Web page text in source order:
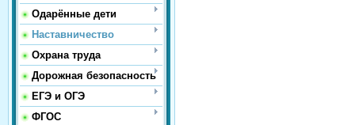
Одарённые дети
Наставничество
Охрана труда
Дорожная безопасность
ЕГЭ и ОГЭ
ФГОС